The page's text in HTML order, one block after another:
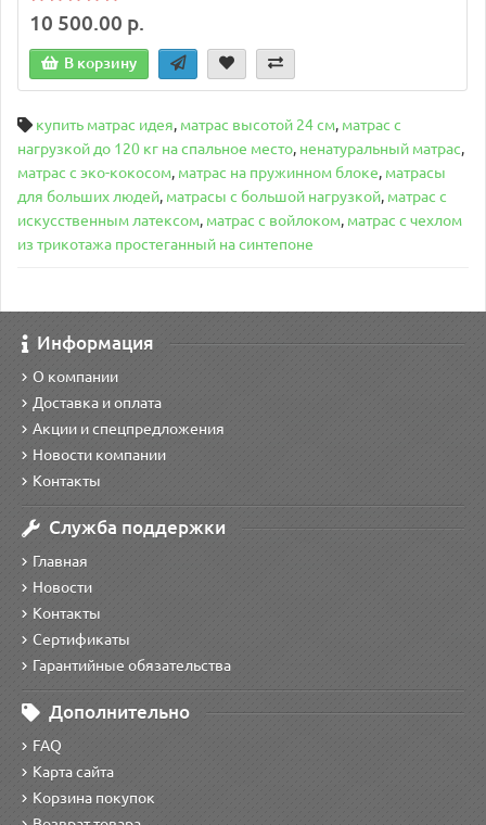
10 500.00 р.
В корзину
купить матрас идея, матрас высотой 24 см, матрас с
нагрузкой до 120 кг на спальное место, ненатуральный матрас,
матрас с эко-кокосом, матрас на пружинном блоке, матрасы
для больших людей, матрасы с большой нагрузкой, матрас с
искусственным латексом, матрас с войлоком, матрас с чехлом
из трикотажа простеганный на синтепоне
Информация
О компании
Доставка и оплата
Акции и спецпредложения
Новости компании
Контакты
Служба поддержки
Главная
Новости
Контакты
Сертификаты
Гарантийные обязательства
Дополнительно
FAQ
Карта сайта
Корзина покупок